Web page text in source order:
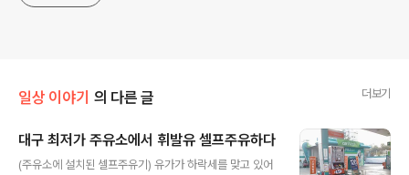
일상 이야기 의 다른 글 더보기
대구 최저가 주유소에서 휘발유 셀프주유하다
(주유소에 설치된 셀프주유기) 유가가 하락세를 맞고 있어